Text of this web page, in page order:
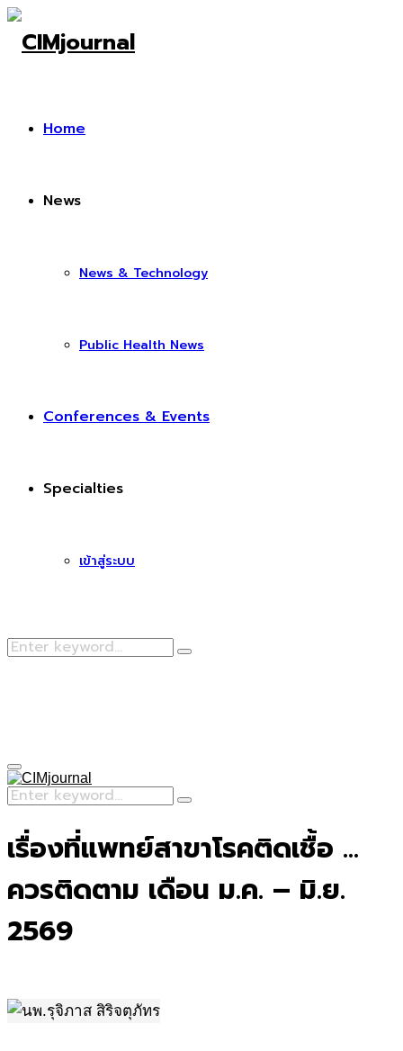
Home
News
News & Technology
Public Health News
Conferences & Events
Specialties
เข้าสู่ระบบ
Search
Search
Primary
Menu
Search
for:
Search
เรื่องที่แพทย์สาขาโรคติดเชื้อ …
ควรติดตาม เดือน ม.ค. – มิ.ย.
2569